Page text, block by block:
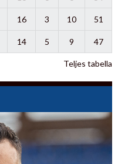
16 3 10 51
14 5 9 47
Teljes tabella